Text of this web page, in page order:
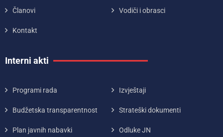
Članovi Vodiči i obrasci
Kontakt
Interni akti
Programi rada Izvještaji
Budžetska transparentnost Strateški dokumenti
Plan javnih nabavki Odluke JN